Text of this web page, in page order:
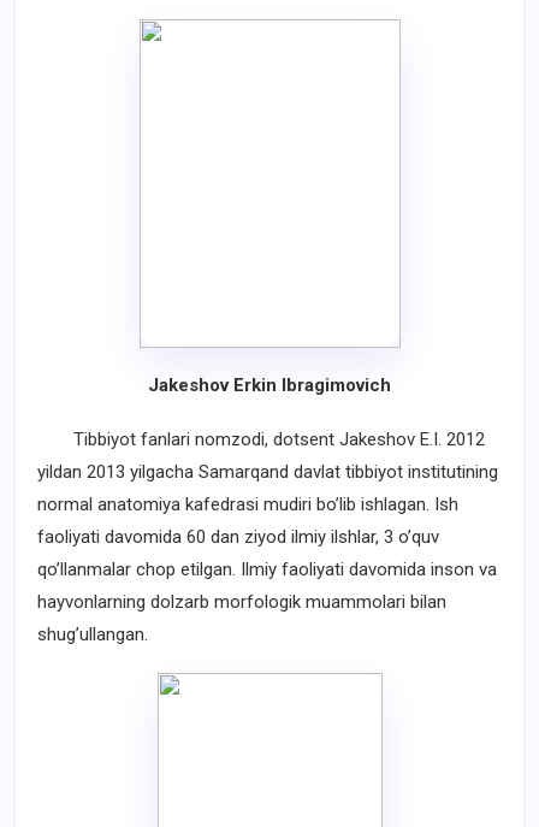
Jakeshov Erkin Ibragimovich
Tibbiyot fanlari nomzodi, dotsent Jakeshov E.I. 2012
yildan 2013 yilgacha Samarqand davlat tibbiyot institutining
normal anatomiya kafedrasi mudiri bo’lib ishlagan. Ish
faoliyati davomida 60 dan ziyod ilmiy ilshlar, 3 o’quv
qo’llanmalar chop etilgan. Ilmiy faoliyati davomida inson va
hayvonlarning dolzarb morfologik muammolari bilan
shug’ullangan.